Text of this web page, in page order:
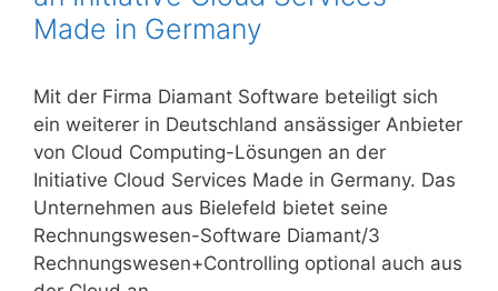
Made in Germany
Mit der Firma Diamant Software beteiligt sich
ein weiterer in Deutschland ansässiger Anbieter
von Cloud Computing-Lösungen an der
Initiative Cloud Services Made in Germany. Das
Unternehmen aus Bielefeld bietet seine
Rechnungswesen-Software Diamant/3
Rechnungswesen+Controlling optional auch aus